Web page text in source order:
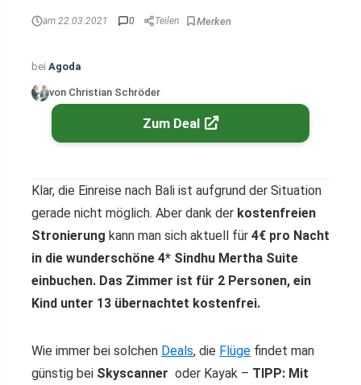
am 22.03.2021 0 Teilen
bei Agoda
von Christian Schröder
Zum Deal
Klar, die Einreise nach Bali ist aufgrund der Situation
gerade nicht möglich. Aber dank der kostenfreien
Stronierung kann man sich aktuell für 4€ pro Nacht
in die wunderschöne 4* Sindhu Mertha Suite
einbuchen. Das Zimmer ist für 2 Personen, ein
Kind unter 13 übernachtet kostenfrei.
Wie immer bei solchen Deals, die Flüge findet man
günstig bei Skyscanner oder Kayak – TIPP: Mit